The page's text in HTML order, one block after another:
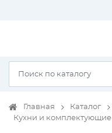
Главная Каталог
Кухни и комплектующие